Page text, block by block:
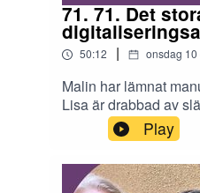
71. 71. Det
50:12 | onsdag
Malin har lämnat
Lisa är drabbad av
upp digitaliseringen
snabbskrivande och
den svällande
Play